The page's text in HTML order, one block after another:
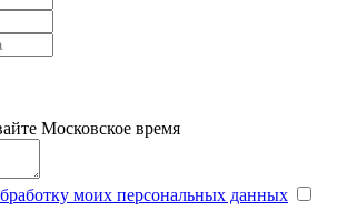
Московское время
моих персональных данных